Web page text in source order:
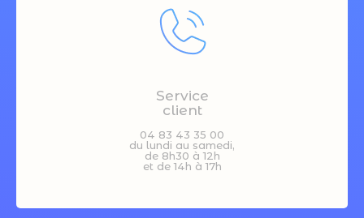
Service
client
04 83 43 35 00
du lundi au samedi,
de 8h30 à 12h
et de 14h à 17h